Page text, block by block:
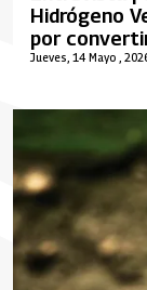
Jueves, 14 Mayo ,
Hidrógeno
por
regional